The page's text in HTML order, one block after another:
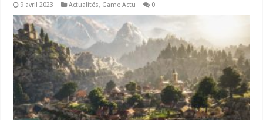
9 avril 2023 Actualités, Game Actu 0